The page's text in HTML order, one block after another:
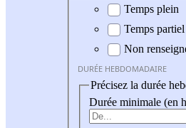
Durée hebdomadaire
Temps plein
Temps partiel
Non
DURÉE HEBDOMADAIRE
Précisez la durée
Durée minimale (en